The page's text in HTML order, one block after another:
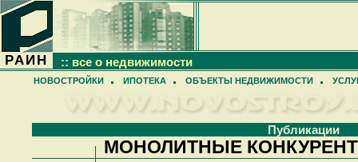
РАИН :: все о недвижимости
НОВОСТРОЙКИ ИПОТЕКА ОБЪЕКТЫ НЕДВИЖИМОСТИ
Публикации
МОНОЛИТНЫЕ